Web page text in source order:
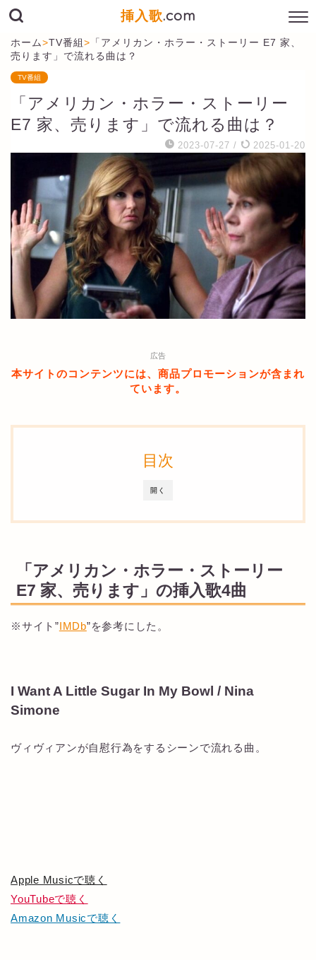
挿入歌.com
ホーム>TV番組> 「アメリカン・ホラー・ストーリー E7 家、
売ります」で流れる曲は？
TV番組
「アメリカン・ホラー・ストーリー
E7 家、売ります」で流れる曲は？
2023-07-27 / 2025-01-20
広告
本サイトのコンテンツには、商品プロモーションが含まれ
ています。
開く
目次
「アメリカン・ホラー・ストーリー
E7 家、売ります」の挿入歌4曲
※サイト”IMDb”を参考にした。
I Want A Little Sugar In My Bowl / Nina
Simone
ヴィヴィアンが自慰行為をするシーンで流れる曲。
Apple Musicで聴く
YouTubeで聴く
Amazon Musicで聴く